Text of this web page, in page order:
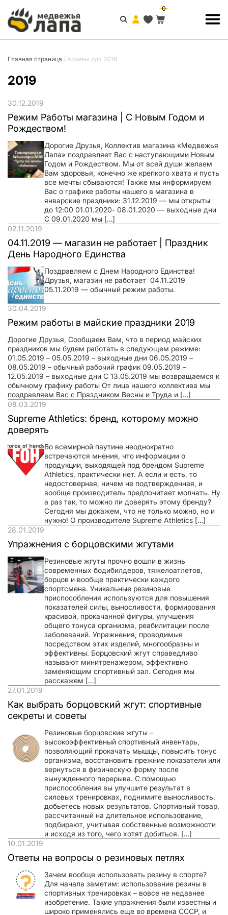
0
Главная страница / Архивы для 2019
2019
30.12.2019
Режим Работы магазина | С Новым Годом и
Рождеством!
Дорогие Друзья, Коллектив магазина «Медвежья
Лапа» поздравляет Вас с наступающими Новым
Годом и Рождеством. Мы от всей души желаем
Вам здоровья, конечно же крепкого хвата и пусть
все мечты сбываются! Также мы информируем
Вас о графике работы нашего в магазина в
январские праздники: 31.12.2019 — мы открыты
до 12:00 01.01.2020- 08.01.2020 — выходные дни
С 09.01.2020 мы […]
02.11.2019
04.11.2019 — магазин не работает | Праздник
День Народного Единства
Поздравляем с Днем Народного Единства!
Друзья, магазин не работает 04.11.2019
05.11.2019 — обычный режим работы.
30.04.2019
Режим работы в майские праздники 2019
Дорогие Друзья, Сообщаем Вам, что в период майских
праздников мы будем работать в следующем режиме:
01.05.2019 – 05.05.2019 – выходные дни 06.05.2019 –
08.05.2019 – обычный рабочий график 09.05.2019 –
12.05.2019 – выходные дни С 13.05.2019 мы возвращаемся к
обычному графику работы От лица нашего коллектива мы
поздравляем Вас с Праздником Весны и Труда и […]
08.03.2019
Supreme Athletics: бренд, которому можно
доверять
Во всемирной паутине неоднократно
встречаются мнения, что информации о
продукции, выходящей под брендом Supreme
Athletics, практически нет. А если и есть, то
недостоверная, ничем не подтвержденная, и
вообще производитель предпочитает молчать. Ну
а раз так, то можно ли доверять этому бренду?
Сегодня мы докажем, что не только можно, но и
нужно! О производителе Supreme Athletics […]
28.01.2019
Упражнения с борцовскими жгутами
Резиновые жгуты прочно вошли в жизнь
современных бодибилдеров, тяжелоатлетов,
борцов и вообще практически каждого
спортсмена. Уникальные резиновые
приспособления используются для повышения
показателей силы, выносливости, формирования
красивой, прокачанной фигуры, улучшения
общего тонуса организма, реабилитации после
заболеваний. Упражнения, проводимые
посредством этих изделий, многообразны и
эффективны. Борцовский жгут справедливо
называют минитренажером, эффективно
заменяющим спортивный зал. Сегодня мы
расскажем […]
27.01.2019
Как выбрать борцовский жгут: спортивные
секреты и советы
Резиновые борцовские жгуты –
высокоэффективный спортивный инвентарь,
позволяющий прокачать мышцы, повысить тонус
организма, восстановить прежние показатели или
вернуться в физическую форму после
вынужденного перерыва. С помощью
приспособления вы улучшите результат в
силовых тренировках, поднимите выносливость,
добьетесь новых результатов. Спортивный товар,
рассчитанный на длительное использование,
подбирают, учитывая собственные возможности
и исходя из того, чего хотят добиться. […]
10.01.2019
Ответы на вопросы о резиновых петлях
Зачем вообще использовать резину в спорте?
Для начала заметим: использование резины в
спортивных тренировках – вовсе не недавнее
изобретение. Такие упражнения были известны и
широко применялись еще во времена СССР, и